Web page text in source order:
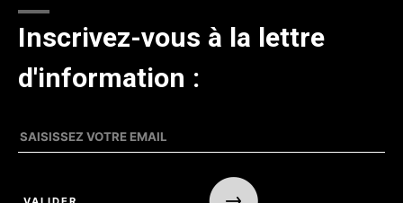
Inscrivez-vous à la lettre
d'information :